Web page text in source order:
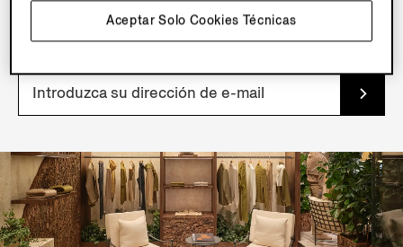
contenidos, ofertas y servicios exclusivos, además de
acceso prioritario a nuestros productos.
Aceptar Solo Cookies Técnicas